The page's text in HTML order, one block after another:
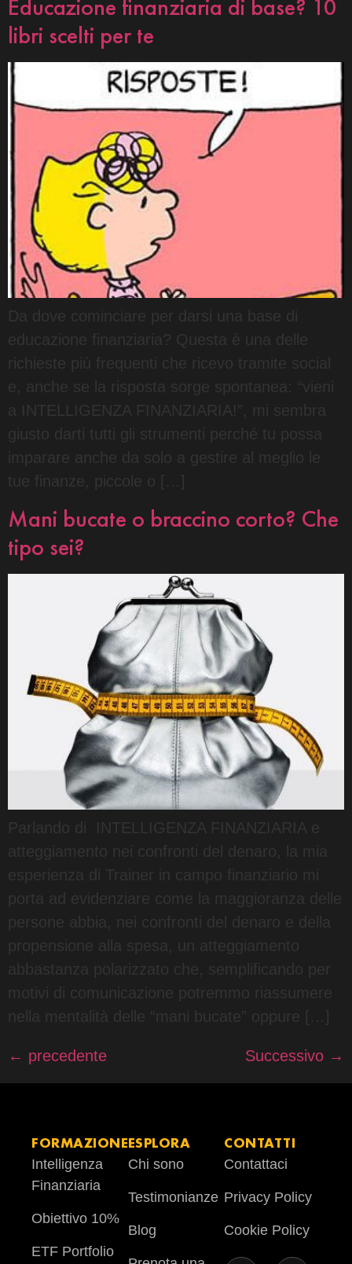
Educazione finanziaria di base? 10
libri scelti per te
Da dove cominciare per darsi una base di
educazione finanziaria? Questa è una delle
richieste più frequenti che ricevo tramite social
e, anche se la risposta sorge spontanea: “vieni
a INTELLIGENZA FINANZIARIA!”, mi sembra
giusto darti tutti gli strumenti perché tu possa
imparare anche da solo a gestire al meglio le
tue finanze, piccole o […]
Mani bucate o braccino corto? Che
tipo sei?
Parlando di INTELLIGENZA FINANZIARIA e
esperienza di Trainer in campo finanziario mi
porta ad evidenziare come la maggioranza delle
persone abbia, nei confronti del denaro e della
propensione alla spesa, un atteggiamento
abbastanza polarizzato che, semplificando per
motivi di comunicazione potremmo riassumere
← precedente Successivo →
FORMAZIONE
Intelligenza
Finanziaria
Obiettivo 10%
ETF Portfolio
ESPLORA
Chi sono
Testimonianze
Blog
CONTATTI
Contattaci
Privacy Policy
Cookie Policy